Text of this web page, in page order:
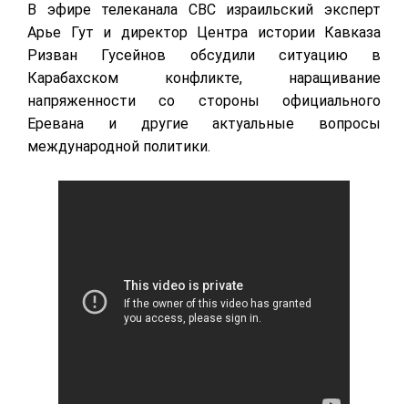
В эфире телеканала СВС израильский эксперт
Арье Гут и директор Центра истории Кавказа
Ризван Гусейнов обсудили ситуацию в
Карабахском конфликте, наращивание
напряженности со стороны официального
Еревана и другие актуальные вопросы
международной политики.